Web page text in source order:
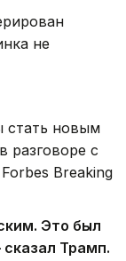
не
стать новым
разговоре с
Breaking
Это был
Трамп.